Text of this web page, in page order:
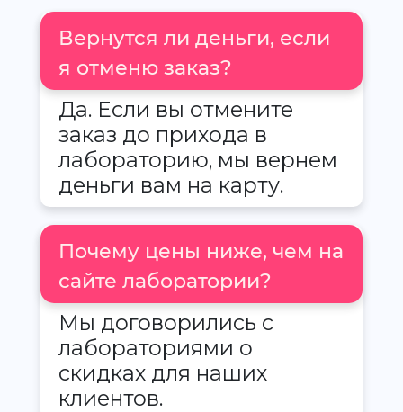
Вернутся ли деньги, если
я отменю заказ?
Да. Если вы отмените
заказ до прихода в
лабораторию, мы вернем
деньги вам на карту.
Почему цены ниже, чем на
сайте лаборатории?
Мы договорились с
лабораториями о
скидках для наших
клиентов.